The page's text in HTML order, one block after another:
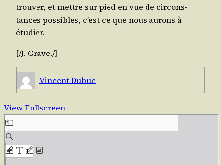
trou­ver, et mettre sur pied en vue de cir­cons­
tances pos­sibles, c’est ce que nous aurons à
étudier.
[/​J. Grave./​]
Vincent Dubuc
View Fullscreen